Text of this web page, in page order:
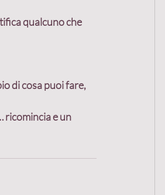
qualcuno che
di cosa puoi fare,
ricomincia e un